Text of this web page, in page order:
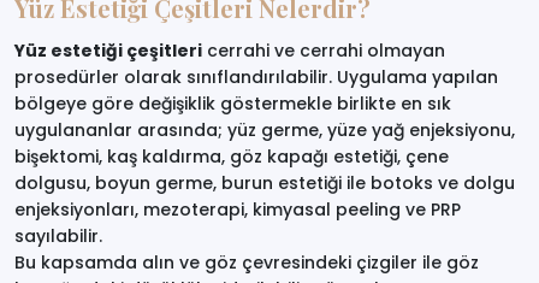
Yüz Estetiği Çeşitleri Nelerdir?
Yüz estetiği çeşitleri cerrahi ve cerrahi olmayan
prosedürler olarak sınıflandırılabilir. Uygulama yapılan
bölgeye göre değişiklik göstermekle birlikte en sık
uygulananlar arasında; yüz germe, yüze yağ enjeksiyonu,
bişektomi, kaş kaldırma, göz kapağı estetiği, çene
dolgusu, boyun germe, burun estetiği ile botoks ve dolgu
enjeksiyonları, mezoterapi, kimyasal peeling ve PRP
sayılabilir.
Bu kapsamda alın ve göz çevresindeki çizgiler ile göz